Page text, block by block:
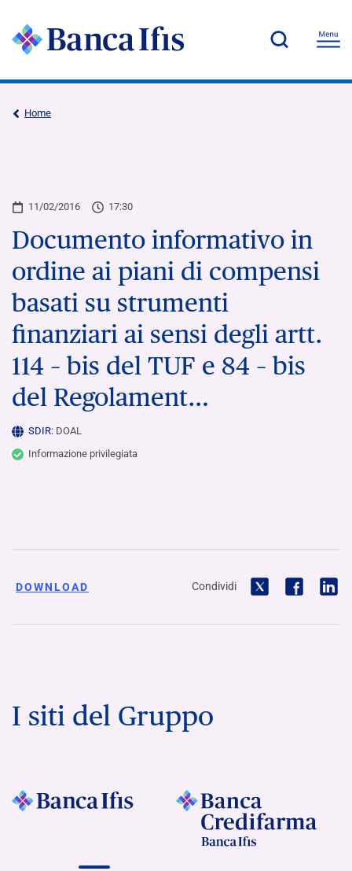
Home
11/02/2016 17:30
Documento informativo in
ordine ai piani di compensi
basati su strumenti
finanziari ai sensi degli artt.
114 – bis del TUF e 84 – bis
del Regolament…
SDIR: DOAL
Informazione privilegiata
DOWNLOAD Condividi
I siti del Gruppo